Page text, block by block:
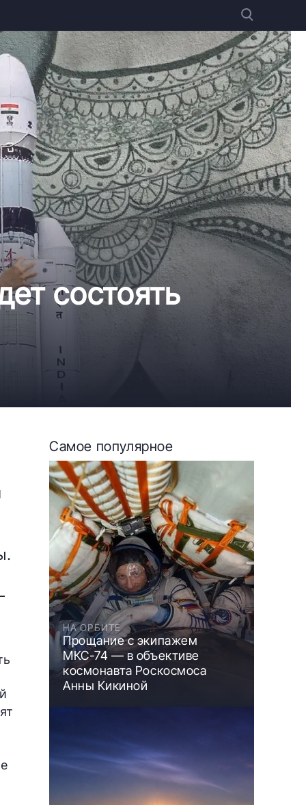
состоять
Самое популярное
НА ОРБИТЕ
Прощание с экипажем
МКС-74 — в объективе
космонавта Роскосмоса
Анны Кикиной